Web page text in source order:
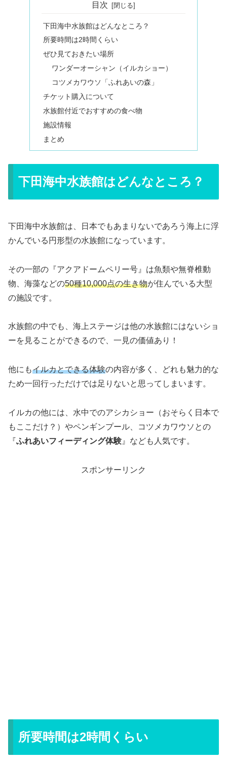
目次
下田海中水族館はどんなところ？
所要時間は2時間くらい
ぜひ見ておきたい場所
ワンダーオーシャン（イルカショー）
コツメカワウソ「ふれあいの森」
チケット購入について
水族館付近でおすすめの食べ物
施設情報
まとめ
下田海中水族館はどんなところ？
下田海中水族館は、日本でもあまりないであろう海上に浮
かんでいる円形型の水族館になっています。
その一部の『アクアドームペリー号』は魚類や無脊椎動
物、海藻などの50種10,000点の生き物が住んでいる大型
の施設です。
水族館の中でも、海上ステージは他の水族館にはないショ
ーを見ることができるので、一見の価値あり！
他にもイルカとできる体験の内容が多く、どれも魅力的な
ため一回行っただけでは足りないと思ってしまいます。
イルカの他には、水中でのアシカショー（おそらく日本で
もここだけ？）やペンギンプール、コツメカワウソとの
『ふれあいフィーディング体験 』なども人気です。
スポンサーリンク
所要時間は2時間くらい